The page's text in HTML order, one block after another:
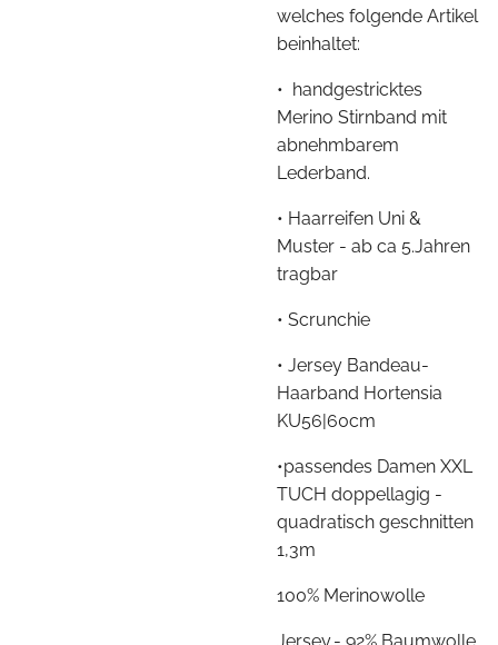
welches folgende Artikel
beinhaltet:
• handgestricktes
Merino Stirnband mit
abnehmbarem
Lederband.
• Haarreifen Uni &
Muster - ab ca 5.Jahren
tragbar
• Scrunchie
• Jersey Bandeau-
Haarband Hortensia
KU56|60cm
•passendes Damen XXL
TUCH doppellagig -
quadratisch geschnitten
1,3m
100% Merinowolle